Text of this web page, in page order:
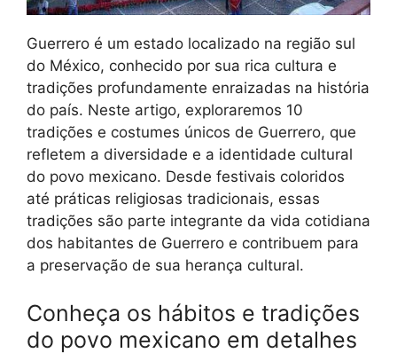
Guerrero é um estado localizado na região sul
do México, conhecido por sua rica cultura e
tradições profundamente enraizadas na história
do país. Neste artigo, exploraremos 10
tradições e costumes únicos de Guerrero, que
refletem a diversidade e a identidade cultural
do povo mexicano. Desde festivais coloridos
até práticas religiosas tradicionais, essas
tradições são parte integrante da vida cotidiana
dos habitantes de Guerrero e contribuem para
a preservação de sua herança cultural.
Conheça os hábitos e tradições
do povo mexicano em detalhes